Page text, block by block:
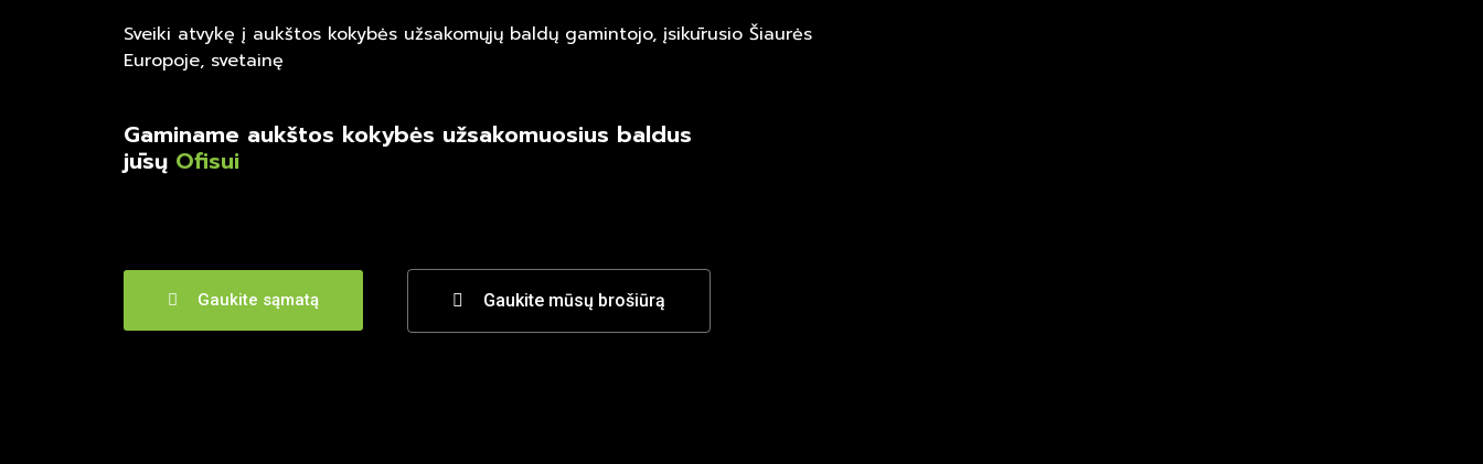
Sveiki atvykę į aukštos kokybės užsakomųjų baldų gamintojo, įsikūrusio Šiaurės
Europoje, svetainę
Gaminame aukštos kokybės užsakomuosius baldus
jūsų Ofisui
Gaukite sąmatą Gaukite mūsų brošiūrą